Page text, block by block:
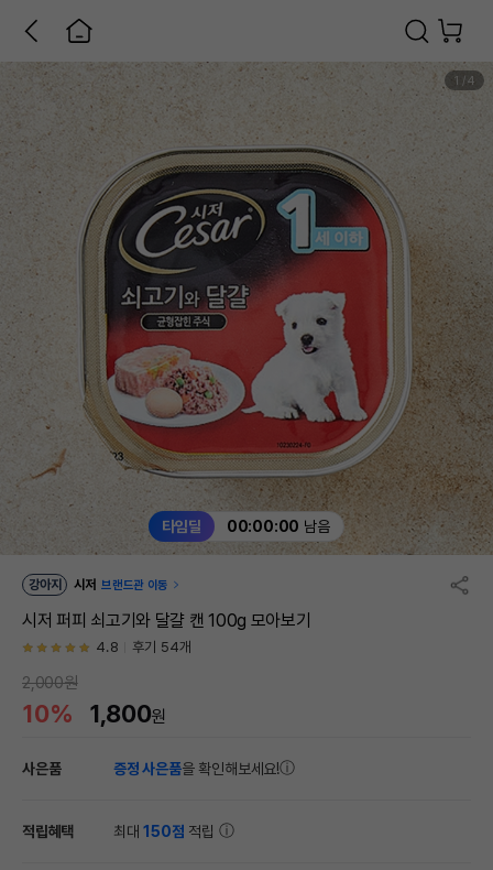
타임딜 00:00:00 남음
1 /4
강아지 시저 브랜드관 이동
시저 퍼피 쇠고기와 달걀 캔 100g 모아보기
4.8 후기 54개
2,000원
10% 1,800원
사은품 증정 사은품을 확인해보세요!
적립혜택 최대150점 적립